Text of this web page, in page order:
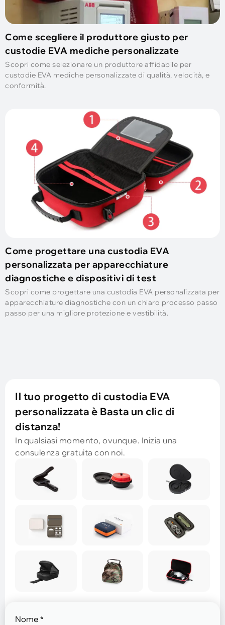
Come scegliere il produttore giusto per
custodie EVA mediche personalizzate
Scopri come selezionare un produttore affidabile per
custodie EVA mediche personalizzate di qualità, velocità, e
conformità.
Come progettare una custodia EVA
personalizzata per apparecchiature
diagnostiche e dispositivi di test
Scopri come progettare una custodia EVA personalizzata per
apparecchiature diagnostiche con un chiaro processo passo
passo per una migliore protezione e vestibilità.
Nome *
Il tuo progetto di custodia EVA
personalizzata è Basta un clic di
distanza!
In qualsiasi momento, ovunque. Inizia una
consulenza gratuita con noi.